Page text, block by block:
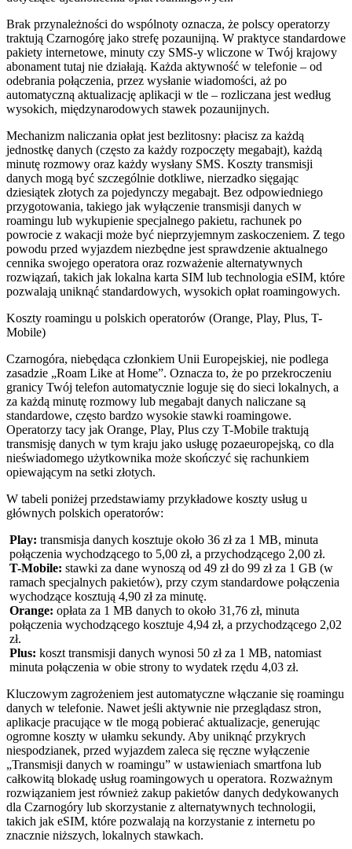
Brak przynależności do wspólnoty oznacza, że polscy operatorzy
traktują Czarnogórę jako strefę pozaunijną. W praktyce standardowe
pakiety internetowe, minuty czy SMS-y wliczone w Twój krajowy
abonament tutaj nie działają. Każda aktywność w telefonie – od
odebrania połączenia, przez wysłanie wiadomości, aż po
automatyczną aktualizację aplikacji w tle – rozliczana jest według
wysokich, międzynarodowych stawek pozaunijnych.
Mechanizm naliczania opłat jest bezlitosny: płacisz za każdą
jednostkę danych (często za każdy rozpoczęty megabajt), każdą
minutę rozmowy oraz każdy wysłany SMS. Koszty transmisji
danych mogą być szczególnie dotkliwe, nierzadko sięgając
dziesiątek złotych za pojedynczy megabajt. Bez odpowiedniego
przygotowania, takiego jak wyłączenie transmisji danych w
roamingu lub wykupienie specjalnego pakietu, rachunek po
powrocie z wakacji może być nieprzyjemnym zaskoczeniem. Z tego
powodu przed wyjazdem niezbędne jest sprawdzenie aktualnego
cennika swojego operatora oraz rozważenie alternatywnych
rozwiązań, takich jak lokalna karta SIM lub technologia eSIM, które
pozwalają uniknąć standardowych, wysokich opłat roamingowych.
Koszty roamingu u polskich operatorów (Orange, Play, Plus, T-
Mobile)
Czarnogóra, niebędąca członkiem Unii Europejskiej, nie podlega
zasadzie „Roam Like at Home”. Oznacza to, że po przekroczeniu
granicy Twój telefon automatycznie loguje się do sieci lokalnych, a
za każdą minutę rozmowy lub megabajt danych naliczane są
standardowe, często bardzo wysokie stawki roamingowe.
Operatorzy tacy jak Orange, Play, Plus czy T-Mobile traktują
transmisję danych w tym kraju jako usługę pozaeuropejską, co dla
nieświadomego użytkownika może skończyć się rachunkiem
opiewającym na setki złotych.
W tabeli poniżej przedstawiamy przykładowe koszty usług u
głównych polskich operatorów:
Play: transmisja danych kosztuje około 36 zł za 1 MB, minuta
połączenia wychodzącego to 5,00 zł, a przychodzącego 2,00 zł.
T-Mobile: stawki za dane wynoszą od 49 zł do 99 zł za 1 GB (w
ramach specjalnych pakietów), przy czym standardowe połączenia
wychodzące kosztują 4,90 zł za minutę.
Orange: opłata za 1 MB danych to około 31,76 zł, minuta
połączenia wychodzącego kosztuje 4,94 zł, a przychodzącego 2,02
zł.
Plus: koszt transmisji danych wynosi 50 zł za 1 MB, natomiast
minuta połączenia w obie strony to wydatek rzędu 4,03 zł.
Kluczowym zagrożeniem jest automatyczne włączanie się roamingu
danych w telefonie. Nawet jeśli aktywnie nie przeglądasz stron,
aplikacje pracujące w tle mogą pobierać aktualizacje, generując
ogromne koszty w ułamku sekundy. Aby uniknąć przykrych
niespodzianek, przed wyjazdem zaleca się ręczne wyłączenie
„Transmisji danych w roamingu” w ustawieniach smartfona lub
całkowitą blokadę usług roamingowych u operatora. Rozważnym
rozwiązaniem jest również zakup pakietów danych dedykowanych
dla Czarnogóry lub skorzystanie z alternatywnych technologii,
takich jak eSIM, które pozwalają na korzystanie z internetu po
znacznie niższych, lokalnych stawkach.